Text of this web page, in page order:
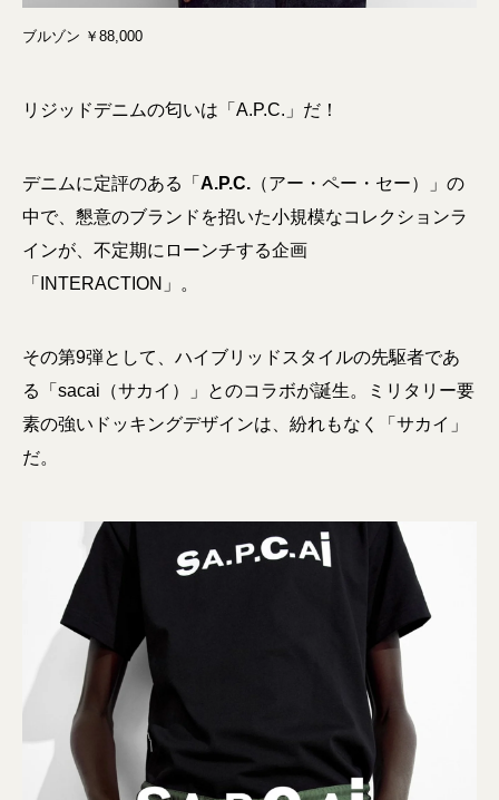
ブルゾン ￥88,000
リジッドデニムの匂いは「A.P.C.」だ！
デニムに定評のある「 A.P.C. （アー・ペー・セー）」の
中で、懇意のブランドを招いた小規模なコレクションラ
インが、不定期にローンチする企画
「INTERACTION」。
その第9弾として、ハイブリッドスタイルの先駆者であ
る「sacai（サカイ）」とのコラボが誕生。ミリタリー要
素の強いドッキングデザインは、紛れもなく「サカイ」
だ。